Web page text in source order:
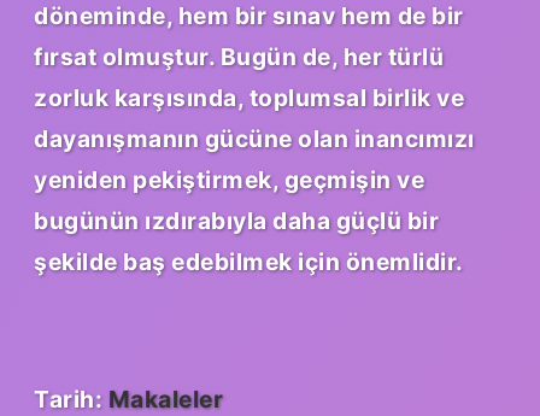
döneminde, hem bir sınav hem de bir
fırsat olmuştur. Bugün de, her türlü
zorluk karşısında, toplumsal birlik ve
dayanışmanın gücüne olan inancımızı
yeniden pekiştirmek, geçmişin ve
bugünün ızdırabıyla daha güçlü bir
şekilde baş edebilmek için önemlidir.
Tarih: Makaleler